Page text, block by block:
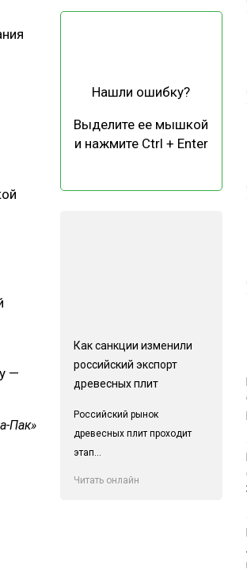
ВЫСТАВОК
—
Пак»
Нашли ошибку?
Выделите ее мышкой
и нажмите Ctrl + Enter
Как санкции изменили
российский экспорт
древесных плит
Российский рынок
древесных плит проходит
этап...
Читать онлайн